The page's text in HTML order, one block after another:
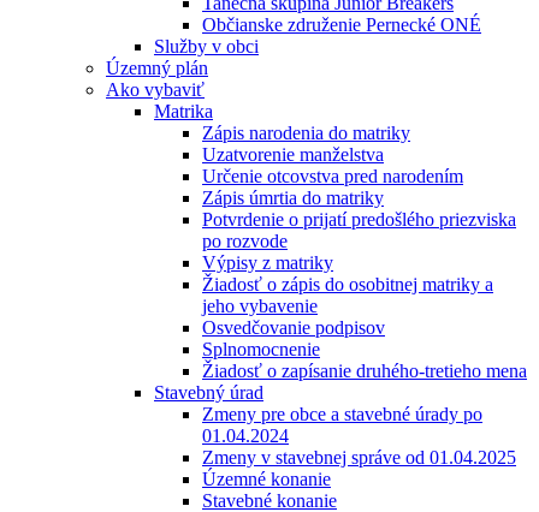
Občianske združenie Pernecké ONÉ
Služby v obci
Územný plán
Ako vybaviť
Matrika
Zápis narodenia do matriky
Uzatvorenie manželstva
Určenie otcovstva pred narodením
Zápis úmrtia do matriky
Potvrdenie o prijatí predošlého priezviska
po rozvode
Výpisy z matriky
Žiadosť o zápis do osobitnej matriky a
jeho vybavenie
Osvedčovanie podpisov
Splnomocnenie
Žiadosť o zapísanie druhého-tretieho mena
Stavebný úrad
Zmeny pre obce a stavebné úrady po
01.04.2024
Zmeny v stavebnej správe od 01.04.2025
Územné konanie
Stavebné konanie